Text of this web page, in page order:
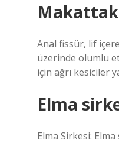
Anal fissür, lif
üzerinde olumlu
için ağrı kesiciler
Elma
Elma Sirkesi: